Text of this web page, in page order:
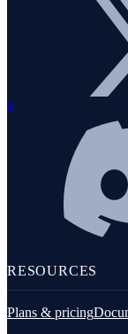
x
RESOURCES
Plans & pricing